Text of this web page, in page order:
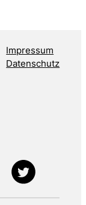
Impressum
Datenschutz